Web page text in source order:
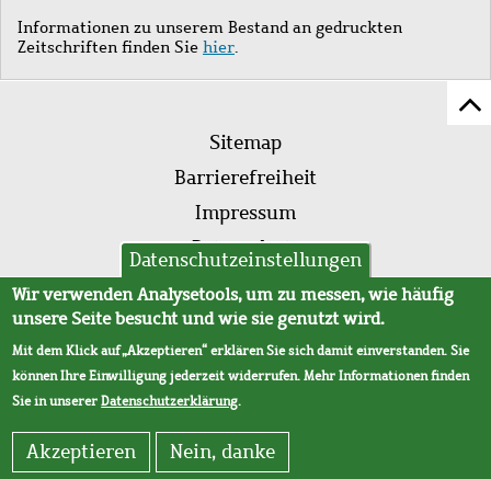
Informationen zu unserem Bestand an gedruckten
Zeitschriften finden Sie hier.
Fußleistenmenü
Sitemap
Barrierefreiheit
Impressum
Datenschutz
AVB
Datenschutzeinstellungen
Wir verwenden Analysetools, um zu messen, wie häufig
unsere Seite besucht und wie sie genutzt wird.
Mit dem Klick auf „Akzeptieren“ erklären Sie sich damit einverstanden. Sie
können Ihre Einwilligung jederzeit widerrufen. Mehr Informationen finden
Sie in unsererDatenschutzerklärung.
Akzeptieren Nein, danke